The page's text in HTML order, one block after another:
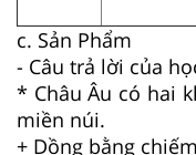
c. Sản Phẩm
- Câu trả lời của
* Châu Âu có hai
miền núi.
+ Dồng bằng